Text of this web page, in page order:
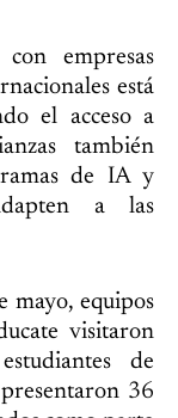
empresas
está
el acceso a
también
de IA y
a las
mayo, equipos
visitaron
de
36